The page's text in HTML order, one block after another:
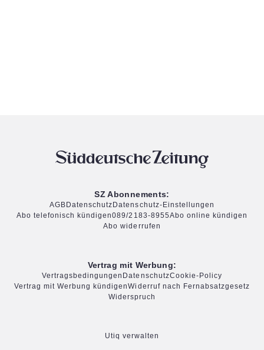
SZ Abonnements:
AGB Datenschutz Datenschutz-Einstellungen
Abo telefonisch kündigen089/2183-8955Abo online kündigen
Abo widerrufen
Vertrag mit Werbung:
Vertragsbedingungen DatenschutzCookie-Policy
Vertrag mit Werbung kündigenWiderruf nach Fernabsatzgesetz
Widerspruch
Utiq verwalten